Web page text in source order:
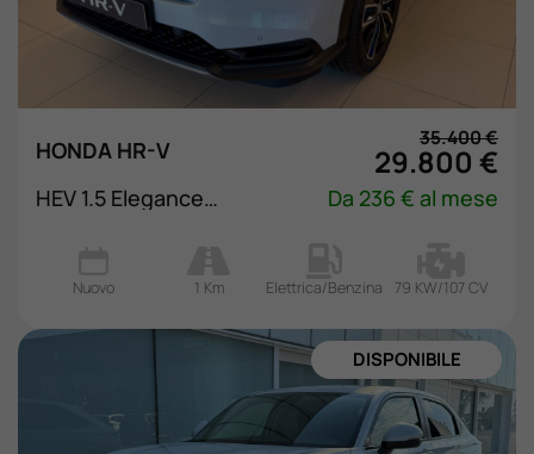
Mondo Honda
Contattaci
HONDA HR-V 35.400 €
29.800 €
HEV 1.5 Elegance eCVT Da 236 € al mese
Nuovo 1 Km Elettrica/Benzina 79 KW/107 CV
NUOVA